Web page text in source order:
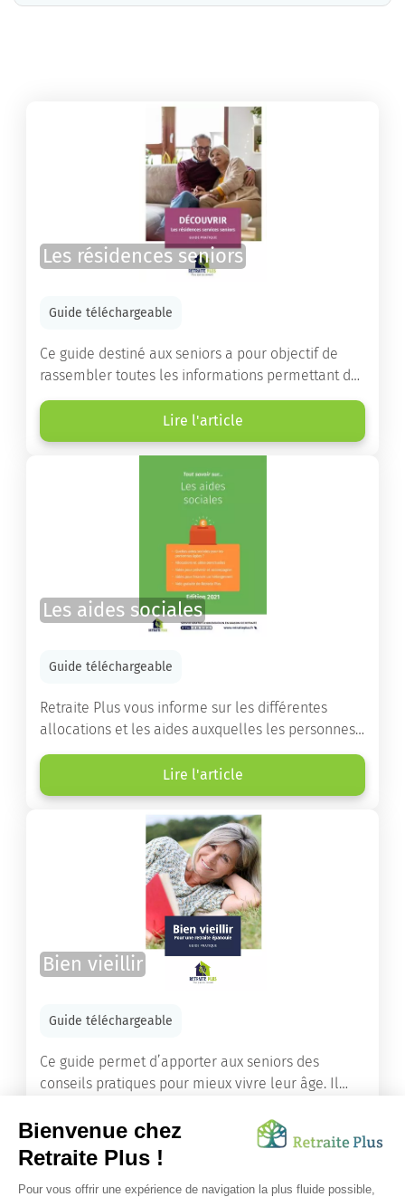
Les résidences seniors
Guide téléchargeable
Ce guide destiné aux seniors a pour objectif de
rassembler toutes les informations permettant de
choisir la résidence services seniors adaptée.
Lire l'article
Les aides sociales
Guide téléchargeable
Retraite Plus vous informe sur les différentes
allocations et les aides auxquelles les personnes
âgées ont droit pour financer un séjour en maison
de retraite ou un maintien à domicile.
Lire l'article
Bien vieillir
Guide téléchargeable
Ce guide permet d’apporter aux seniors des
conseils pratiques pour mieux vivre leur âge. Il
améliorer sa santé grâce à l’alimentation...
Lire l'article